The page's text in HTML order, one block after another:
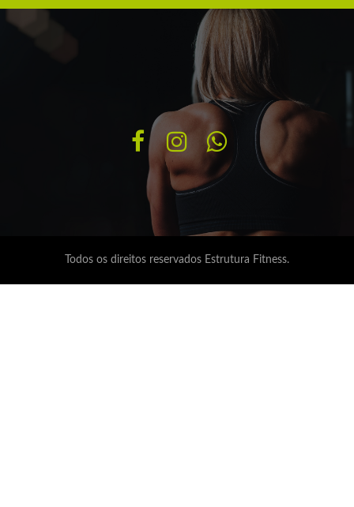
Todos os direitos reservados Estrutura Fitness.